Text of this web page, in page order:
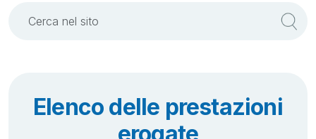
Elenco delle prestazioni